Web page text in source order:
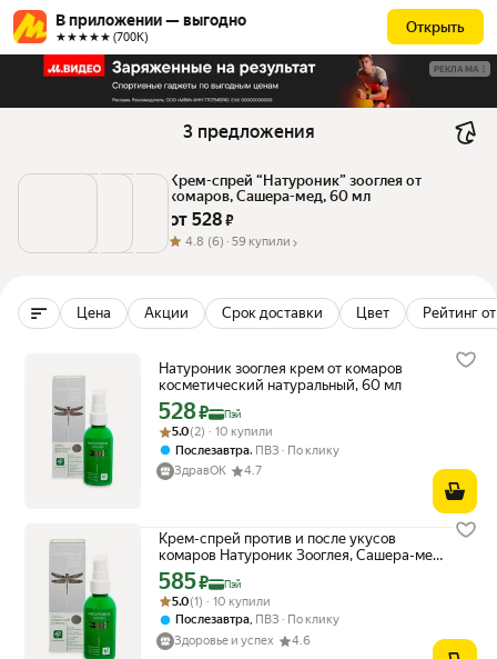
В приложении — выгодно
★★★★★ (700К)
Открыть
РЕКЛАМА
3 предложения
Крем-спрей “Натуроник” зооглея от
комаров, Сашера-мед, 60 мл
от 528 ₽
4.8 (6) · 59 купили
Цена Акции Срок доставки Цвет Рейтинг
Натуроник зооглея крем от комаров
косметический натуральный, 60 мл
Цена с картой Яндекс Пэй 528 ₽ вместо
528₽ Пэй
Рейтинг товара: 5.0 из 5
Оценок: (2) · 10 купили
5.0(2) · 10 купили
Послезавтра, ПВЗ
По клику
ЗдравОК
4.7
Крем-спрей против и после укусов
комаров Натуроник Зооглея, Сашера-мед,
60 мл
Цена с картой Яндекс Пэй 585 ₽ вместо
585₽ Пэй
Рейтинг товара: 5.0 из 5
Оценок: (1) · 10 купили
5.0(1) · 10 купили
Послезавтра, ПВЗ
По клику
Здоровье и успех
4.6